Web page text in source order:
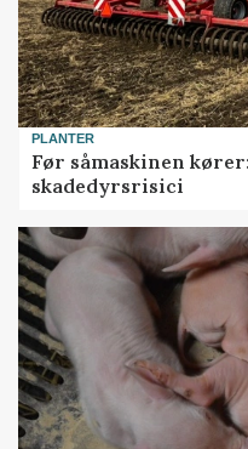
PLANTER
Før såmaskinen
skadedyrsrisici